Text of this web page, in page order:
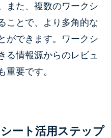
また、複数のワークシ
ことで、より多角的な
ができます。ワークシ
る情報源からのレビュ
重要です。
ート活用ステップ